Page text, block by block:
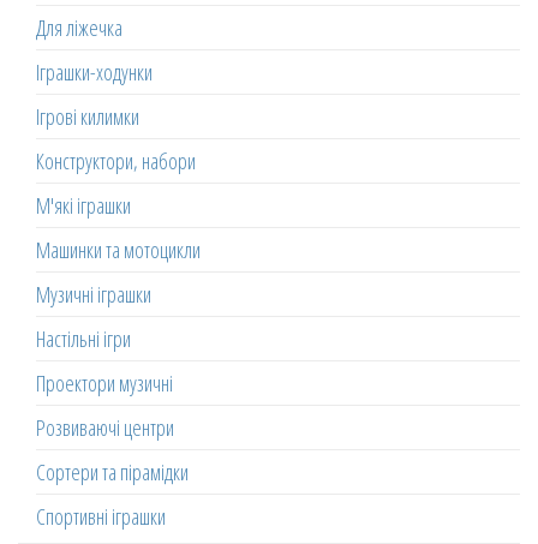
Для ліжечка
Іграшки-ходунки
Ігрові килимки
Конструктори, набори
М'які іграшки
Машинки та мотоцикли
Музичні іграшки
Настільні ігри
Проектори музичні
Розвиваючі центри
Сортери та пірамідки
Спортивні іграшки